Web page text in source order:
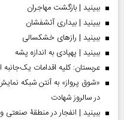
ببینید | بازگشت مهاجران
ببینید | بیداری آتشفشان
ببینید | رازهای خشکسالی
ببینید | پهپادی به اندازه پشه
عربستان: کلیه اقدامات
«شوق پرواز» به آنتن شبکه
در سالروز شهادت
ببینید | انفجار در منطقۀ صنعتی